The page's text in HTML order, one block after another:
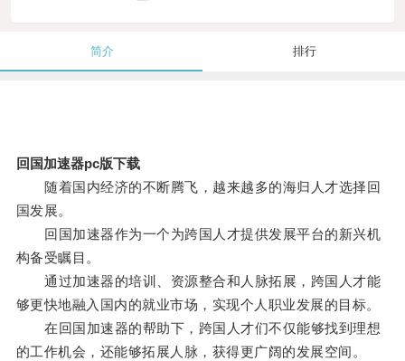
简介 排行
回国加速器pc版下载
随着国内经济的不断腾飞，越来越多的海归人才选择回
国发展。
回国加速器作为一个为跨国人才提供发展平台的新兴机
构备受瞩目。
通过加速器的培训、资源整合和人脉拓展，跨国人才能
够更快地融入国内的就业市场，实现个人职业发展的目标。
在回国加速器的帮助下，跨国人才们不仅能够找到理想
的工作机会，还能够拓展人脉，获得更广阔的发展空间。